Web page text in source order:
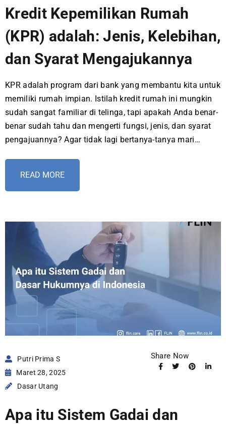
Kredit Kepemilikan Rumah
(KPR) adalah: Jenis, Kelebihan,
dan Syarat Mengajukannya
KPR adalah program dari bank yang membantu kita untuk
memiliki rumah impian. Istilah kredit rumah ini mungkin
sudah sangat familiar di telinga, tapi apakah Anda benar-
benar sudah tahu dan mengerti fungsi, jenis, dan syarat
pengajuannya? Agar tidak lagi bertanya-tanya mari…
READ MORE
Putri Prima S
Maret 28, 2025
Dasar Utang
Share Now
Apa itu Sistem Gadai dan